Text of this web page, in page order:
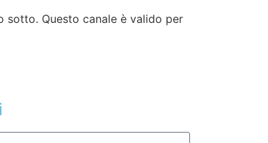
Questo canale è valido per